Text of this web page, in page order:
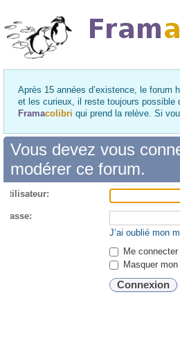
Après 15 années d’existence, le forum
et les curieux, il reste toujours possible
Framacolibri qui prend la relève. Si
Vous devez vous
modérer ce forum.
passe:
J’ai oublié mon
Me
Masquer